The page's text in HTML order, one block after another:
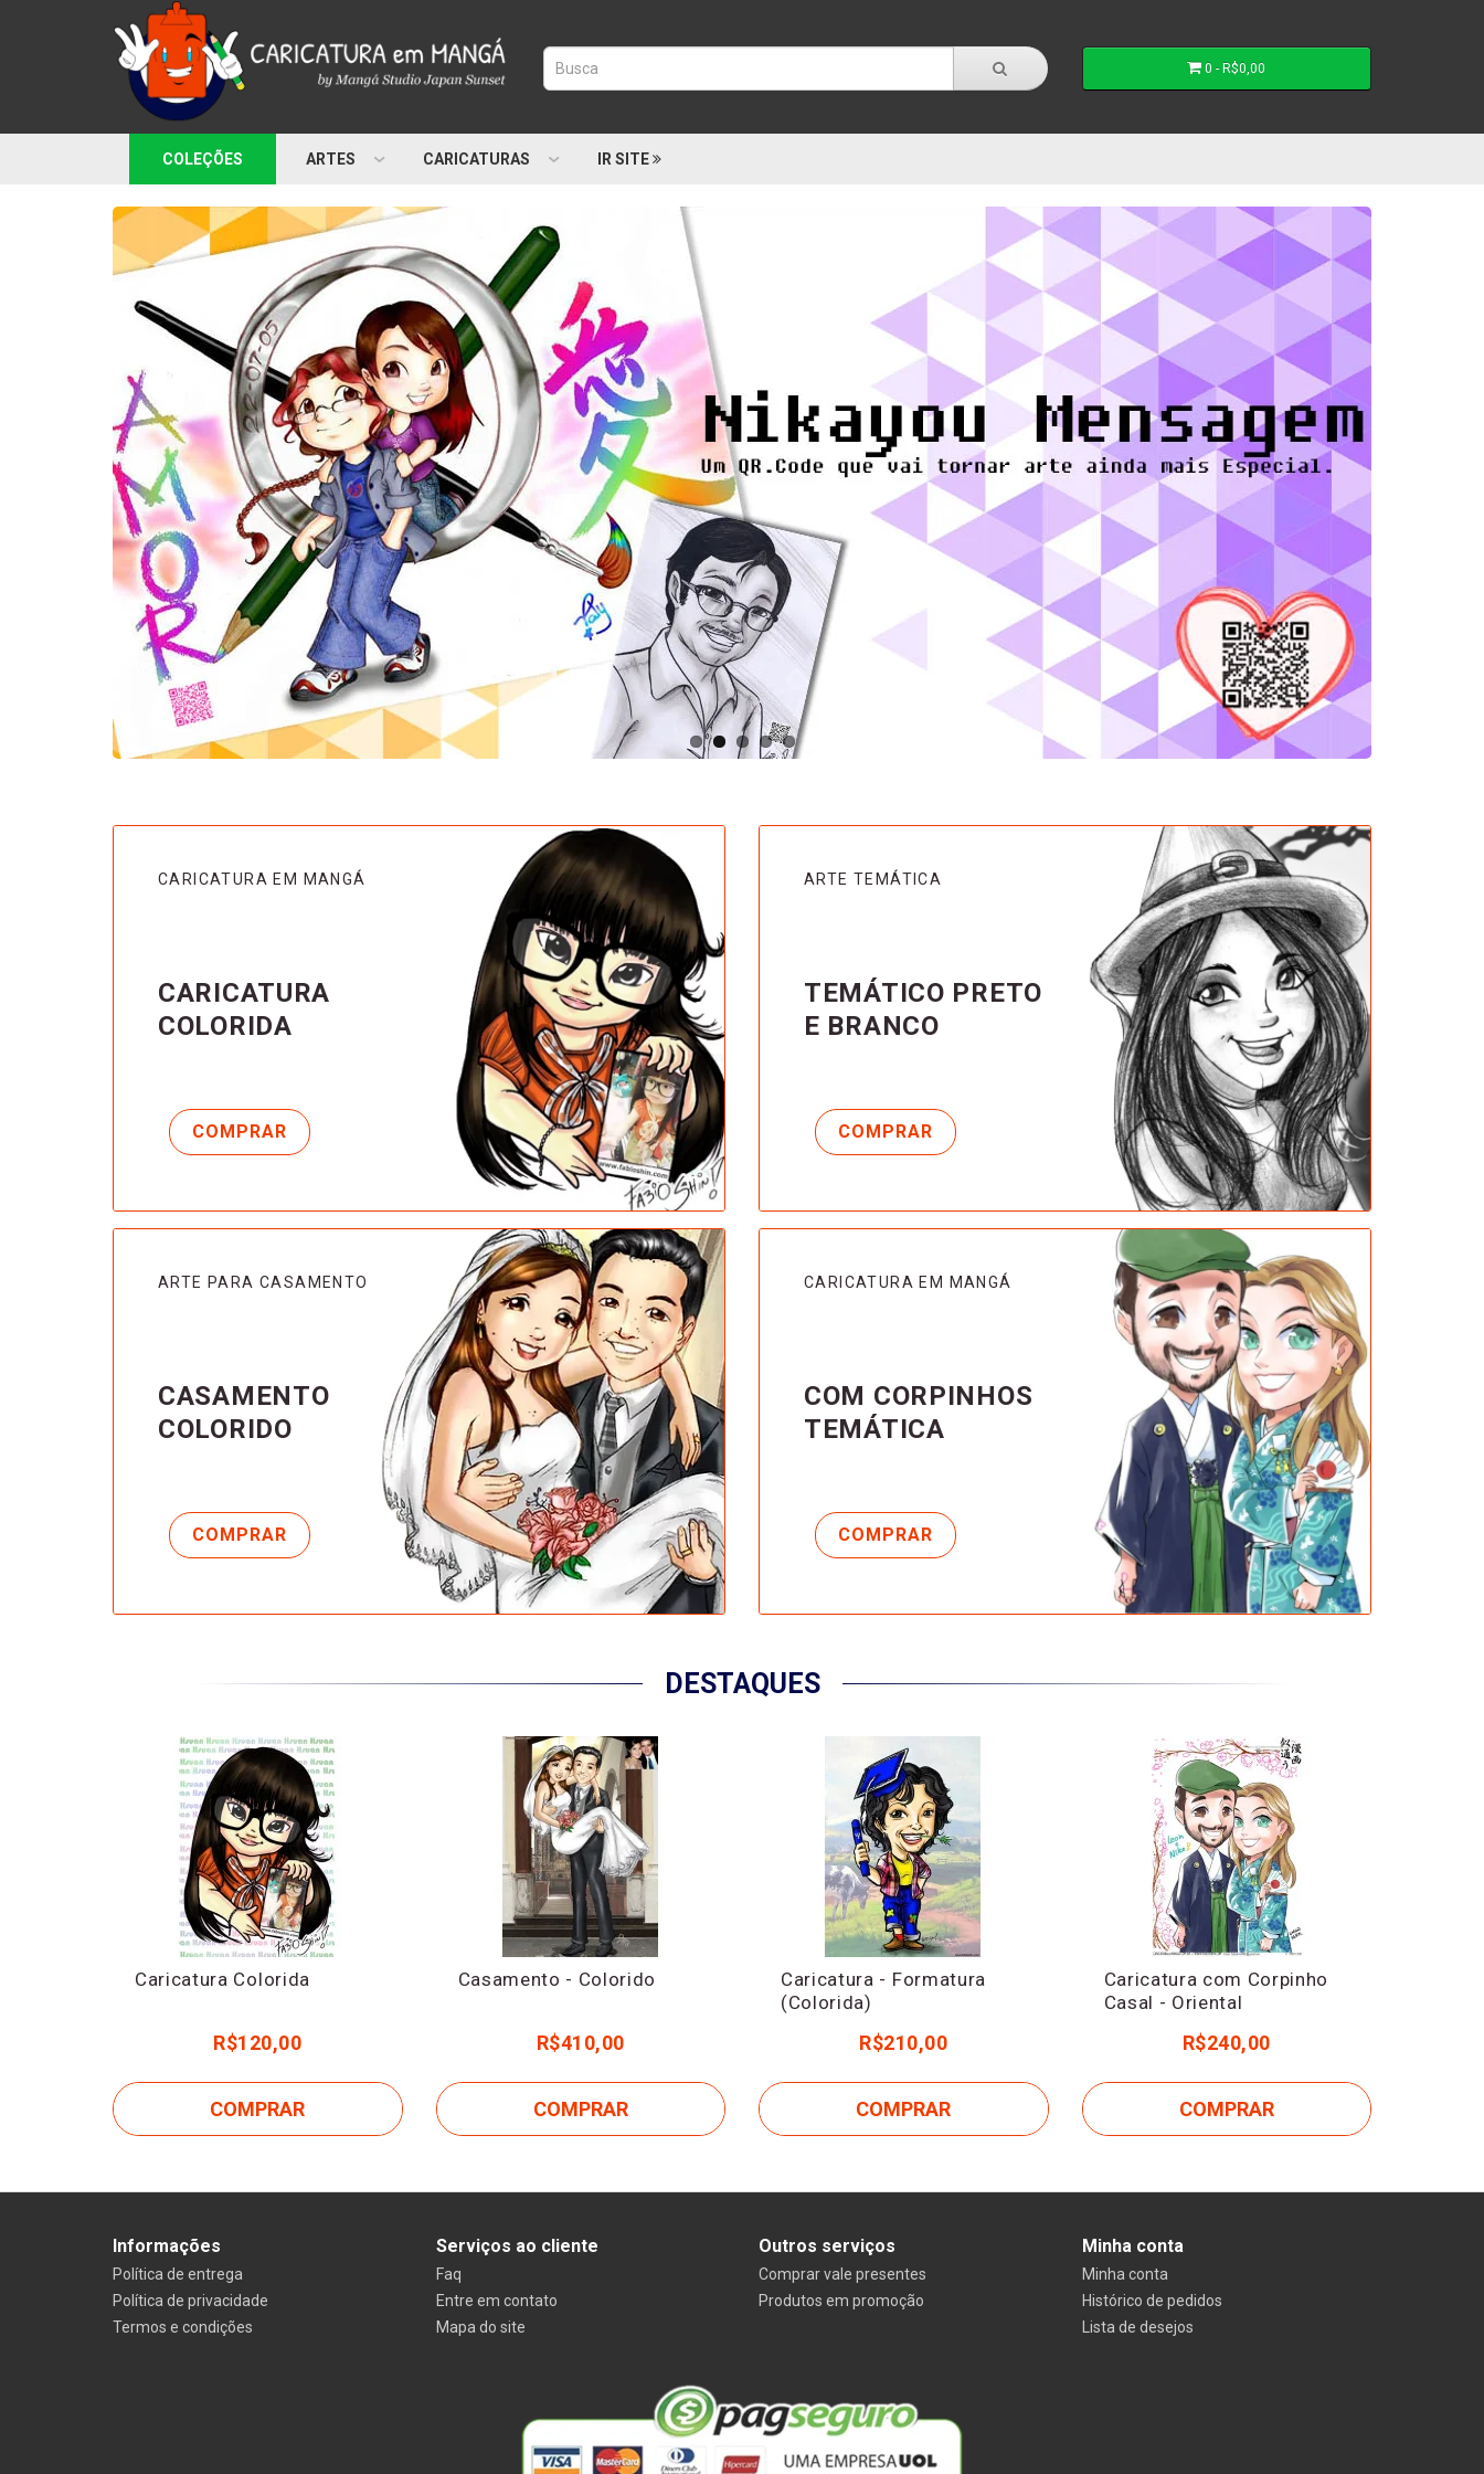
0 - R$0,00
COLEÇÕES ARTES CARICATURAS IR SITE
CARICATURA EM MANGÁ
CARICATURA
COLORIDA
ARTE TEMÁTICA
TEMÁTICO PRETO
E BRANCO
ARTE PARA CASAMENTO
CASAMENTO
COLORIDO
CARICATURA EM MANGÁ
COM CORPINHOS
TEMÁTICA
DESTAQUES
Caricatura Colorida
R$120,00
COMPRAR
Casamento - Colorido
R$410,00
COMPRAR
Caricatura - Formatura
(Colorida)
R$210,00
COMPRAR
Caricatura com Corpinho
Casal - Oriental
R$240,00
COMPRAR
Informações
Política de entrega
Política de privacidade
Termos e condições
Serviços ao cliente
Faq
Entre em contato
Mapa do site
Outros serviços
Comprar vale presentes
Produtos em promoção
Minha conta
Minha conta
Histórico de pedidos
Lista de desejos